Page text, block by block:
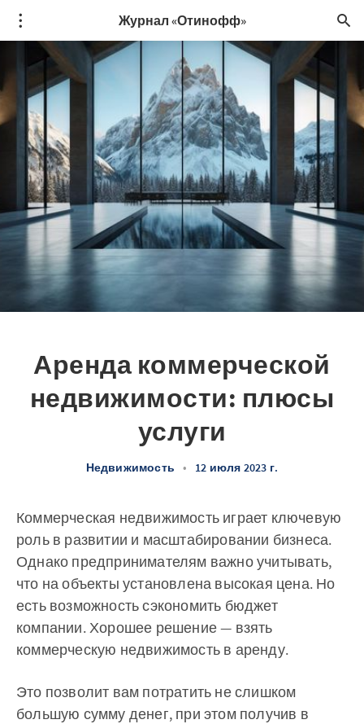
Журнал «Отинофф»
Аренда коммерческой
недвижимости: плюсы
услуги
Недвижимость • 12 июля 2023 г.
Коммерческая недвижимость играет ключевую
роль в развитии и масштабировании бизнеса.
Однако предпринимателям важно учитывать,
что на объекты установлена высокая цена. Но
есть возможность сэкономить бюджет
компании. Хорошее решение — взять
коммерческую недвижимость в аренду.
Это позволит вам потратить не слишком
большую сумму денег, при этом получив в